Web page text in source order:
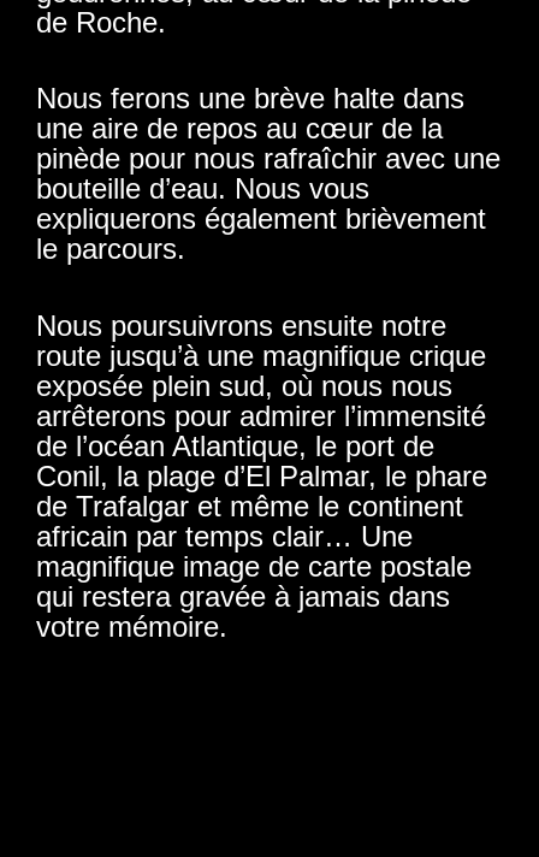
de Roche.
Nous ferons une brève halte dans
une aire de repos au cœur de la
pinède pour nous rafraîchir avec une
bouteille d’eau. Nous vous
expliquerons également brièvement
le parcours.
Nous poursuivrons ensuite notre
route jusqu’à une magnifique crique
exposée plein sud, où nous nous
arrêterons pour admirer l’immensité
de l’océan Atlantique, le port de
Conil, la plage d’El Palmar, le phare
de Trafalgar et même le continent
africain par temps clair… Une
magnifique image de carte postale
qui restera gravée à jamais dans
votre mémoire.